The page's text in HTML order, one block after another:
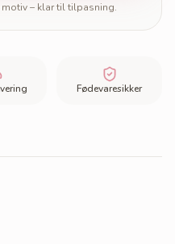
– klar til tilpasning.
Fødevaresikker